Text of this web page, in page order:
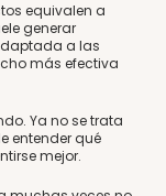
equivalen a
generar
a las
más efectiva
Ya no se trata
entender qué
mejor.